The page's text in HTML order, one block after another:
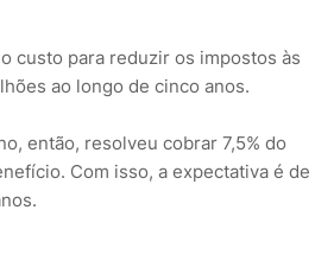
custo para reduzir os impostos às
ao longo de cinco anos.
então, resolveu cobrar 7,5% do
Com isso, a expectativa é de